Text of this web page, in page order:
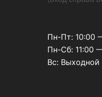
Пн-Пт: 10:00
Пн-Сб: 11:00
Вс: Выходной